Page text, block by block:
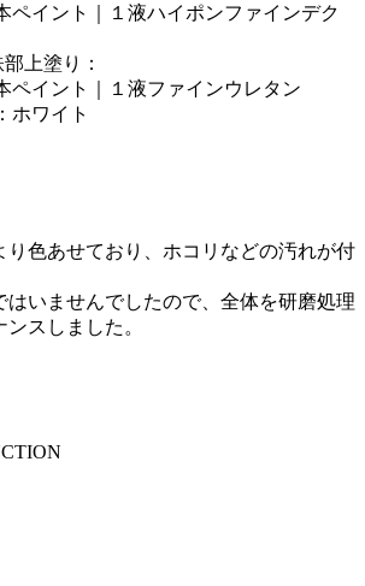
ペイント｜１液ハイポンファインデク
上塗り：
ペイント｜１液ファインウレタン
ホワイト
り色あせており、ホコリなどの汚れが付
はいませんでしたので、全体を研磨処理
スしました。